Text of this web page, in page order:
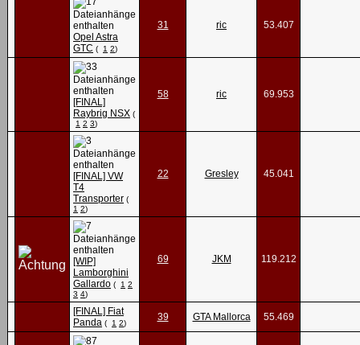
Opel Astra
GTC ( 1 2)
31 ric 53.407
[FINAL]
Raybrig NSX (
1 2 3)
58 ric 69.953
[FINAL] VW
T4
Transporter (
1 2)
22 Gresley 45.041
[WIP]
Lamborghini
Gallardo ( 1 2
3 4)
69 JKM 119.212
[FINAL] Fiat
Panda ( 1 2)
39 GTA Mallorca 55.469